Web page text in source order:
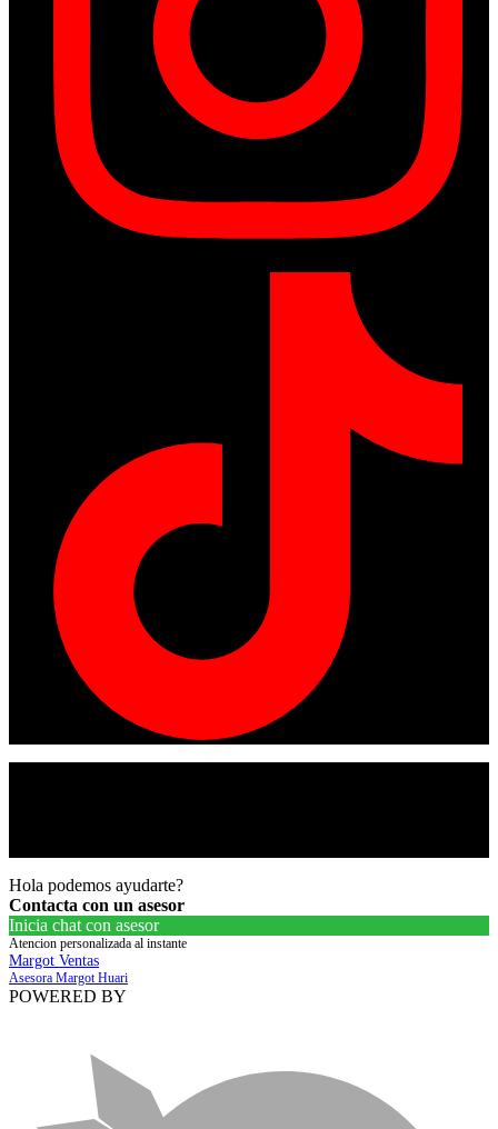
Hola podemos ayudarte?
Contacta con un asesor
Inicia chat con asesor
Atencion personalizada al instante
Margot Ventas
Asesora Margot Huari
POWERED BY